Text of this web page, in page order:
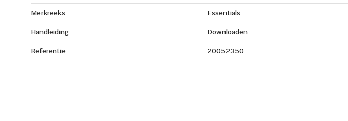
Merkreeks
Essentials
Handleiding
Downloaden
Referentie
20052350